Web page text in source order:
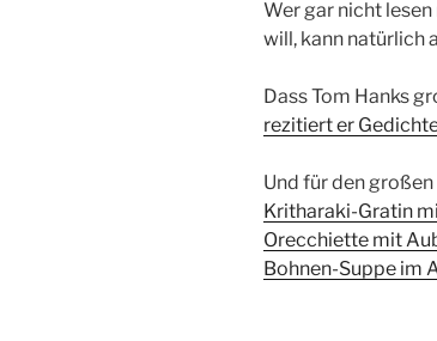
Wer gar nicht
will, kann natürlich
Dass Tom Hanks
rezitiert er
Und für den
Kritharaki-Gratin
Orecchiette mit
Bohnen-Suppe im